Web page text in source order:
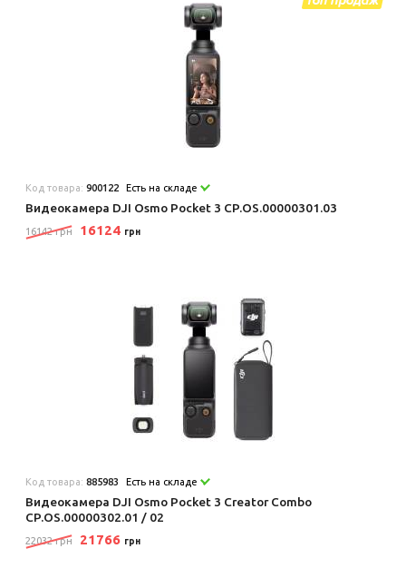
Код товара:900122 Есть на складе
Видеокамера DJI Osmo Pocket 3 CP.OS.00000301.03
16142 грн 16124 грн
Код товара:885983 Есть на складе
Видеокамера DJI Osmo Pocket 3 Creator Combo
CP.OS.00000302.01 / 02
22032 грн 21766 грн